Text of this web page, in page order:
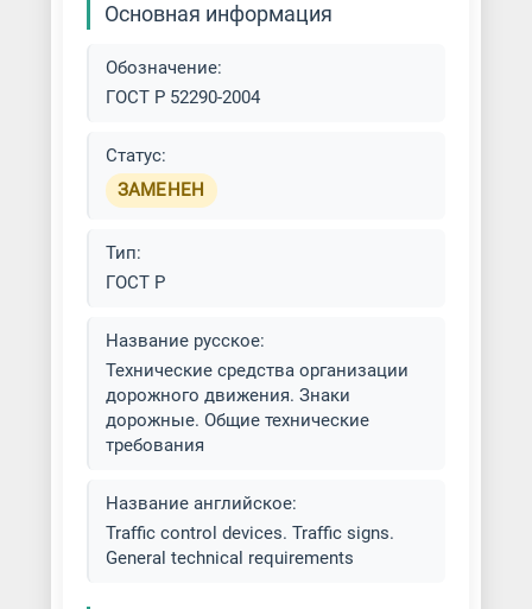
Основная информация
Обозначение:
ГОСТ Р 52290-2004
Статус:
ЗАМЕНЕН
Тип:
ГОСТ Р
Название русское:
Технические средства организации
дорожного движения. Знаки
дорожные. Общие технические
требования
Название английское:
Traffic control devices. Traffic signs.
General technical requirements